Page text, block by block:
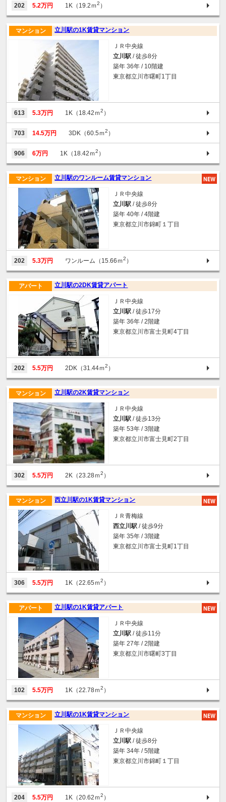
202 5.2万円 1K（19.2ｍ2 ）
立川駅の1K賃貸マンション
マンション
ＪＲ中央線
立川駅 / 徒歩8分
築年 36年 / 10階建
東京都立川市曙町1丁目
613 5.3万円 1K（18.42ｍ2 ）
703 14.5万円 3DK（60.5ｍ2 ）
906 6万円 1K（18.42ｍ2 ）
立川駅のワンルーム賃貸マンション
マンション
ＪＲ中央線
立川駅 / 徒歩8分
築年 40年 / 4階建
東京都立川市錦町１丁目
202 5.3万円 ワンルーム（15.66ｍ2 ）
立川駅の2DK賃貸アパート
アパート
ＪＲ中央線
立川駅 / 徒歩17分
築年 36年 / 2階建
東京都立川市富士見町4丁目
202 5.5万円 2DK（31.44ｍ2 ）
立川駅の2K賃貸マンション
マンション
ＪＲ中央線
立川駅 / 徒歩13分
築年 53年 / 3階建
東京都立川市富士見町2丁目
302 5.5万円 2K（23.28ｍ2 ）
西立川駅の1K賃貸マンション
マンション
ＪＲ青梅線
西立川駅 / 徒歩9分
築年 35年 / 3階建
東京都立川市富士見町1丁目
306 5.5万円 1K（22.65ｍ2 ）
立川駅の1K賃貸アパート
アパート
ＪＲ中央線
立川駅 / 徒歩11分
築年 27年 / 2階建
東京都立川市曙町3丁目
102 5.5万円 1K（22.78ｍ2 ）
立川駅の1K賃貸マンション
マンション
ＪＲ中央線
立川駅 / 徒歩8分
築年 34年 / 5階建
東京都立川市錦町１丁目
204 5.5万円 1K（20.62ｍ2 ）